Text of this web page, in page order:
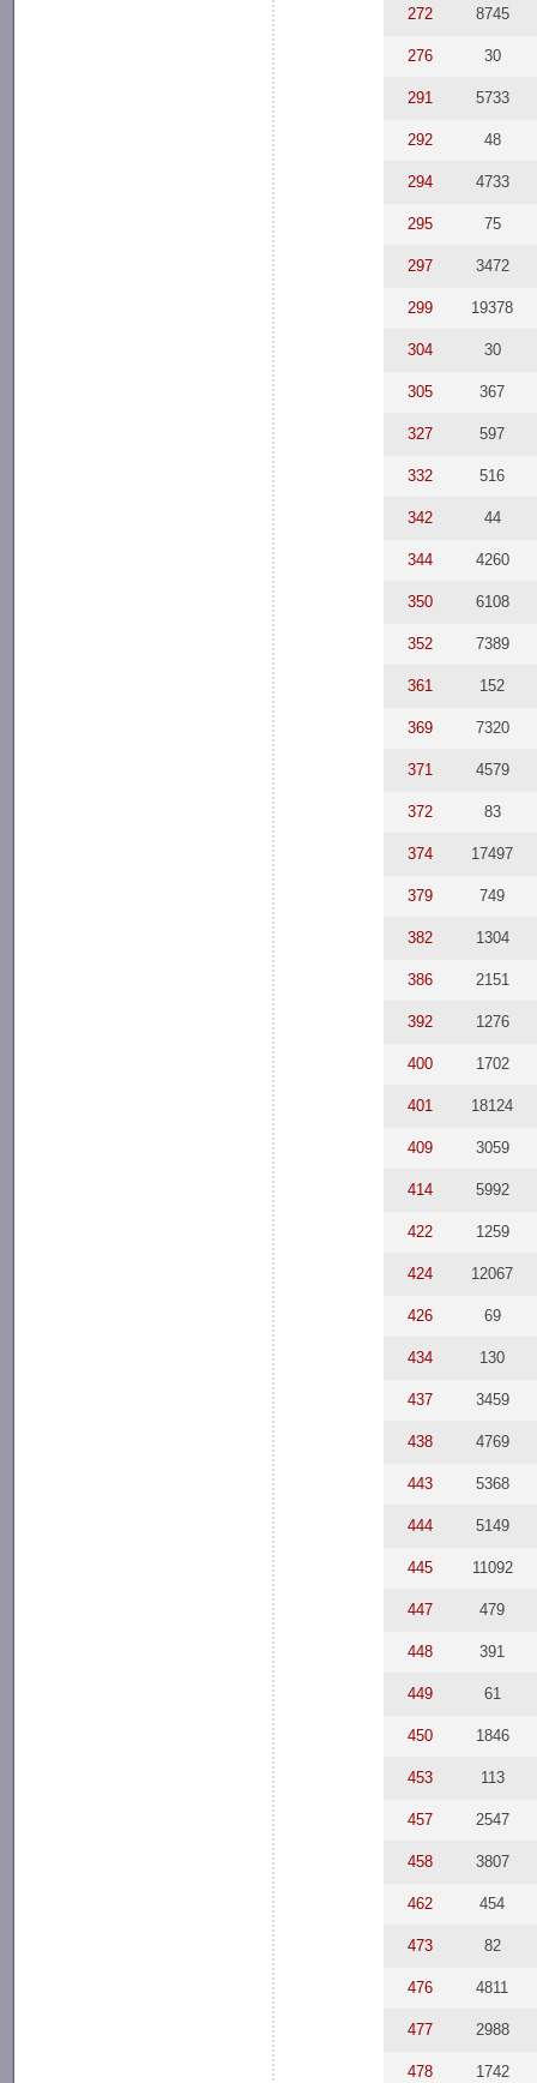
272 8745
276 30
291 5733
292 48
294 4733
295 75
297 3472
299 19378
304 30
305 367
327 597
332 516
342 44
344 4260
350 6108
352 7389
361 152
369 7320
371 4579
372 83
374 17497
379 749
382 1304
386 2151
392 1276
400 1702
401 18124
409 3059
414 5992
422 1259
424 12067
426 69
434 130
437 3459
438 4769
443 5368
444 5149
445 11092
447 479
448 391
449 61
450 1846
453 113
457 2547
458 3807
462 454
473 82
476 4811
477 2988
478 1742